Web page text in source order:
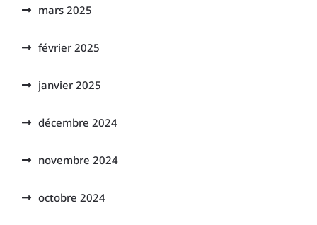
mars 2025
février 2025
janvier 2025
décembre 2024
novembre 2024
octobre 2024